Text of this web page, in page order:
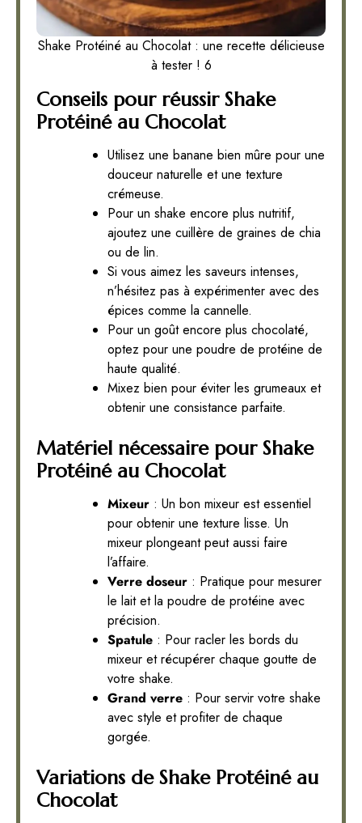
Shake Protéiné au Chocolat : une recette délicieuse
à tester ! 6
Conseils pour réussir Shake
Protéiné au Chocolat
Utilisez une banane bien mûre pour une
douceur naturelle et une texture
crémeuse.
Pour un shake encore plus nutritif,
ajoutez une cuillère de graines de chia
ou de lin.
Si vous aimez les saveurs intenses,
n’hésitez pas à expérimenter avec des
épices comme la cannelle.
Pour un goût encore plus chocolaté,
optez pour une poudre de protéine de
haute qualité.
Mixez bien pour éviter les grumeaux et
obtenir une consistance parfaite.
Matériel nécessaire pour Shake
Protéiné au Chocolat
Mixeur : Un bon mixeur est essentiel
pour obtenir une texture lisse. Un
mixeur plongeant peut aussi faire
l’affaire.
Verre doseur : Pratique pour mesurer
le lait et la poudre de protéine avec
précision.
Spatule : Pour racler les bords du
mixeur et récupérer chaque goutte de
votre shake.
Grand verre : Pour servir votre shake
avec style et profiter de chaque
gorgée.
Variations de Shake Protéiné au
Chocolat